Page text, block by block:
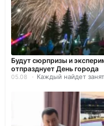
Будут сюрпризы и
отпразднует День города
05.08 Каждый найдет